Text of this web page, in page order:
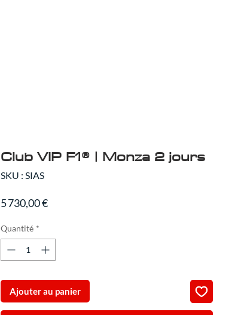
Club VIP F1® | Monza 2 jours
SKU : SIAS
5 730,00 €Prix
Quantité *
Ajouter au panier